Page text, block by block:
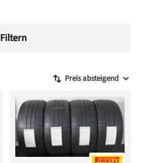
Filtern